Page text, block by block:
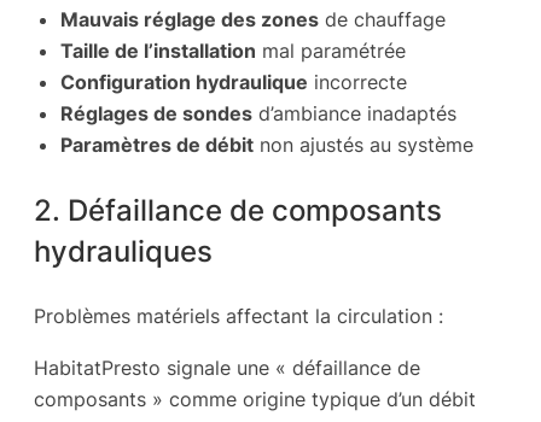
Mauvais réglage des zones de chauffage
Taille de l’installation mal paramétrée
Configuration hydraulique incorrecte
Réglages de sondes d’ambiance inadaptés
Paramètres de débit non ajustés au système
2. Défaillance de composants
hydrauliques
Problèmes matériels affectant la circulation :
HabitatPresto signale une « défaillance de
composants » comme origine typique d’un débit